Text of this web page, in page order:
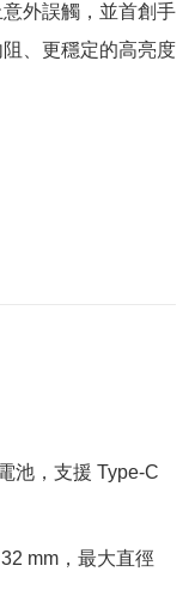
外誤觸，並首創手
、更穩定的高亮度
池，支援 Type-C
mm，最大直徑